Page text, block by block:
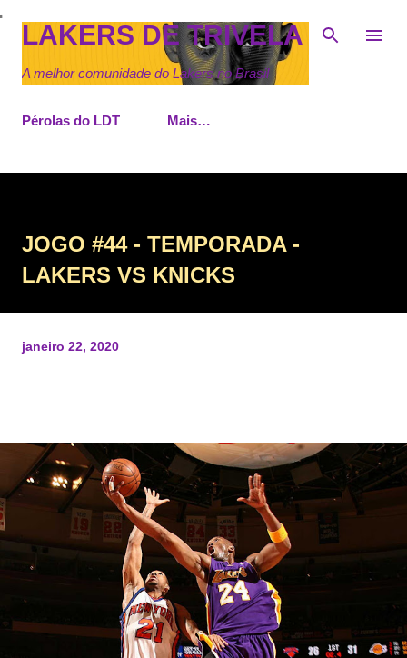
Pular para o conteúdo principal
LAKERS DE TRIVELA
A melhor comunidade do Lakers no Brasil
Pérolas do LDT Mais…
JOGO #44 - TEMPORADA -
LAKERS VS KNICKS
janeiro 22, 2020